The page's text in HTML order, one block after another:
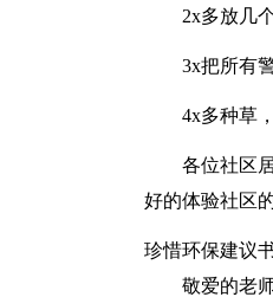
2x多放几
3x把所有
4x多种草
各位社区
好的体验社区
珍惜环保建议
敬爱的老